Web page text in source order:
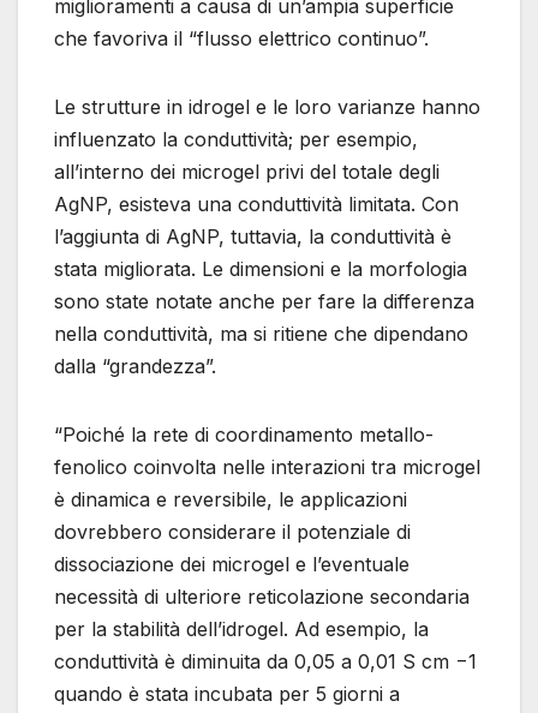
miglioramenti a causa di un’ampia superficie
che favoriva il “flusso elettrico continuo”.
Le strutture in idrogel e le loro varianze hanno
influenzato la conduttività; per esempio,
all’interno dei microgel privi del totale degli
AgNP, esisteva una conduttività limitata. Con
l’aggiunta di AgNP, tuttavia, la conduttività è
stata migliorata. Le dimensioni e la morfologia
sono state notate anche per fare la differenza
nella conduttività, ma si ritiene che dipendano
dalla “grandezza”.
“Poiché la rete di coordinamento metallo-
fenolico coinvolta nelle interazioni tra microgel
è dinamica e reversibile, le applicazioni
dovrebbero considerare il potenziale di
dissociazione dei microgel e l’eventuale
necessità di ulteriore reticolazione secondaria
per la stabilità dell’idrogel. Ad esempio, la
conduttività è diminuita da 0,05 a 0,01 S cm −1
quando è stata incubata per 5 giorni a